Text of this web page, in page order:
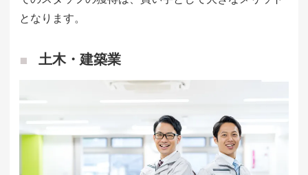
となります。
土木・建築業